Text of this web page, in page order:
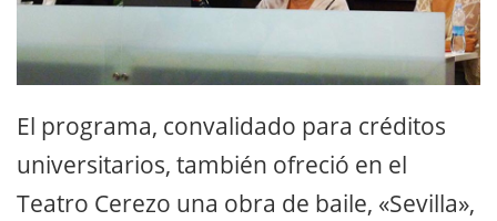
El programa, convalidado para créditos
universitarios, también ofreció en el
Teatro Cerezo una obra de baile, «Sevilla»,